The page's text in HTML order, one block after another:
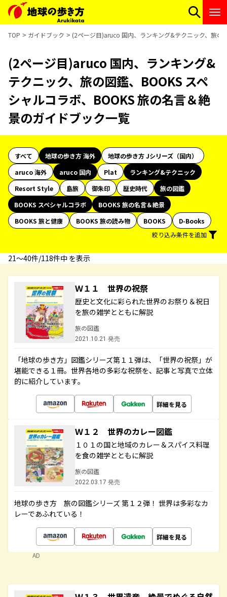
TOP ガイドブック (2ページ目)aruco 国内、ランキング&テクニック、旅の
(2ページ目)aruco 国内、ランキング&
テクニック、旅の図鑑、BOOKS スペ
シャルコラボ、BOOKS 旅の名言＆絶
景のガイドブック一覧
すべて 地球の歩き方 海外
地球の歩き方 Jシリーズ（国内）
aruco 海外
aruco 国内 Plat
ランキング&テクニック
Resort Style
島旅 御朱印 歴史時代
旅の図鑑
BOOKS スペシャルコラボ
BOOKS 旅の名言＆絶景
BOOKS 旅と健康
BOOKS 旅の読み物 BOOKS
D-Books
絞り込み条件を追加
21〜40件/118件中 を表示
Ｗ１１ 世界の祝祭
歴史と文化に彩られた世界のお祭り＆祝日
を旅の雑学とともに解説
旅の図鑑
2021.10.21 発売
「地球の歩き方」図鑑シリーズ第１１弾は、「世界の祝祭」が
堪能できる１冊。世界各地の多彩な祝祭を、記事と写真で立体
的に紹介しています。
詳細を見る
Ｗ１２ 世界のカレー図鑑
１０１の国と地域のカレー＆スパイス料理
を食の雑学とともに解説
旅の図鑑
2022.03.17 発売
地球の歩き方 旅の図鑑シリーズ 第１２弾！ 世界は多彩なカ
レーであふれている！
詳細を見る
AD